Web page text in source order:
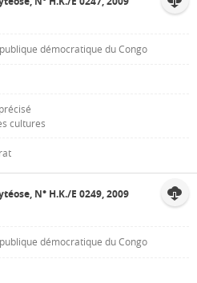
démocratique du Congo
cultures
N° H.K./E 0249, 2009
démocratique du Congo